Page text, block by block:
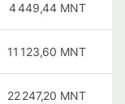
4 449,44 MNT
11 123,60 MNT
22 247,20 MNT